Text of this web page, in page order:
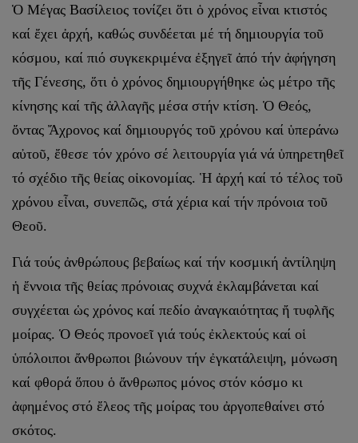
Ὁ Μέγας Βασίλειος τονίζει ὅτι ὁ χρόνος εἶναι κτιστός
καί ἔχει ἀρχή, καθώς συνδέεται μέ τή δημιουργία τοῦ
κόσμου, καί πιό συγκεκριμένα ἐξηγεῖ ἀπό τήν ἀφήγηση
τῆς Γένεσης, ὅτι ὁ χρόνος δημιουργήθηκε ὡς μέτρο τῆς
κίνησης καί τῆς ἀλλαγῆς μέσα στήν κτίση. Ὁ Θεός,
ὄντας Ἄχρονος καί δημιουργός τοῦ χρόνου καί ὑπεράνω
αὐτοῦ, ἔθεσε τόν χρόνο σέ λειτουργία γιά νά ὑπηρετηθεῖ
τό σχέδιο τῆς θείας οἰκονομίας. Ἡ ἀρχή καί τό τέλος τοῦ
χρόνου εἶναι, συνεπῶς, στά χέρια καί τήν πρόνοια τοῦ
Θεοῦ.
Γιά τούς ἀνθρώπους βεβαίως καί τήν κοσμική ἀντίληψη
ἡ ἔννοια τῆς θείας πρόνοιας συχνά ἐκλαμβάνεται καί
συγχέεται ὡς χρόνος καί πεδίο ἀναγκαιότητας ἤ τυφλῆς
μοίρας. Ὁ Θεός προνοεῖ γιά τούς ἐκλεκτούς καί οἱ
ὑπόλοιποι ἄνθρωποι βιώνουν τήν ἐγκατάλειψη, μόνωση
καί φθορά ὅπου ὁ ἄνθρωπος μόνος στόν κόσμο κι
ἀφημένος στό ἔλεος τῆς μοίρας του ἀργοπεθαίνει στό
σκότος.